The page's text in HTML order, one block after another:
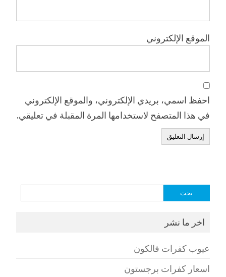
الموقع الإلكتروني
احفظ اسمي، بريدي الإلكتروني، والموقع الإلكتروني
في هذا المتصفح لاستخدامها المرة المقبلة في تعليقي.
البحث
اخر ما نشر
عيوب كفرات فالكون
اسعار كفرات برجستون